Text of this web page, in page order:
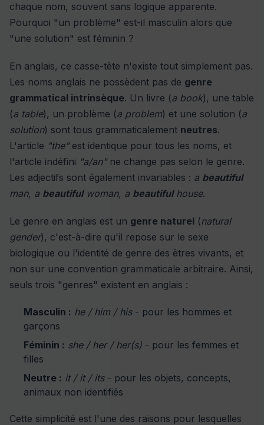
chaque nom, souvent sans logique apparente.
Pourquoi "un problème" est-il masculin alors que
"une solution" est féminin ?
En anglais, ce casse-tête n'existe tout simplement pas.
Les noms anglais ne possèdent pas de genre
grammatical intrinsèque. Un livre (a book), une table
(a table), un problème (a problem) et une solution (a
solution) sont tous grammaticalement neutres.
L'article "the"est identique pour tous les noms, et
l'article indéfini "a/an"ne change pas selon le genre.
Les adjectifs sont également invariables : a beautiful
man, a beautifulwoman, a beautifulhouse.
Le genre en anglais est un genre naturel (natural
gender), c'est-à-dire qu'il repose sur le sexe
biologique ou l'identité de genre des êtres vivants, et
non sur une convention grammaticale arbitraire. Ainsi,
seuls trois "genres" existent en anglais :
Masculin : he / him / his- pour les hommes et
garçons
Féminin : she / her / her(s) - pour les femmes et
filles
Neutre : it / it / its- pour les objets, concepts,
animaux non identifiés
Cette simplicité est l'une des raisons pour lesquelles